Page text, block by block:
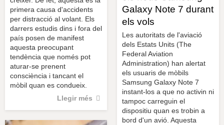
primera causa d'accidents
per distracció al volant. Els
darrers estudis dins i fora del
país posen de manifest
aquesta preocupant
tendència que només pot
aturar-se prenent
consciència i tancant el
mòbil quan es condueix.
Llegir més
Galaxy Note 7 durant
els vols
Les autoritats de l'aviació
dels Estats Units (The
Federal Aviation
Administration) han alertat
els usuaris de mòbils
Samsung Galaxy Note 7
instant-los a que no activin ni
tampoc carreguin el
dispositiu quan es trobin a
bord d'un avió. Aquesta